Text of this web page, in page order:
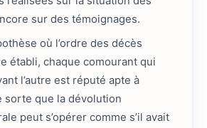
sur des témoignages.
où l’ordre des décès
établi, chaque comourant qui
l’autre est réputé apte à
sorte que la dévolution
peut s’opérer comme s’il avait